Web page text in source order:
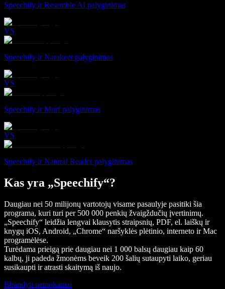
Speechify ir Resemble AI palyginimas
VS
Speechify ir Narakeet palyginimas
VS
Speechify ir Murf palyginimas
VS
Speechify ir Natural Reader palyginimas
Kas yra „Speechify“?
Daugiau nei 50 milijonų vartotojų visame pasaulyje pasitiki šia
programa, kuri turi per 500 000 penkių žvaigždučių įvertinimų.
„Speechify“ leidžia lengvai klausytis straipsnių, PDF, el. laiškų ir
knygų iOS, Android, „Chrome“ naršyklės plėtinio, interneto ir Mac
programėlėse.
Turėdama prieigą prie daugiau nei 1 000 balsų daugiau kaip 60
kalbų, ji padeda žmonėms beveik 200 šalių sutaupyti laiko, geriau
susikaupti ir atrasti skaitymą iš naujo.
Išbandyti nemokamai